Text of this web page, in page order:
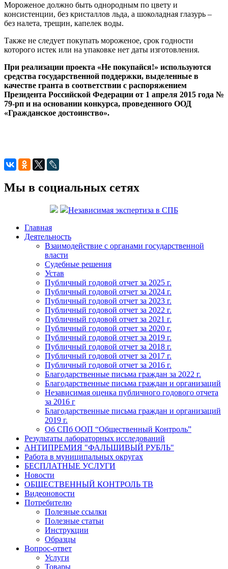
Мороженое должно быть однородным по цвету и
консистенции, без кристаллов льда, а шоколадная глазурь –
без налета, трещин, капелек воды.
Также не следует покупать мороженое, срок годности
которого истек или на упаковке нет даты изготовления.
При реализации проекта «Не покупайся!» используются
средства государственной поддержки, выделенные в
качестве гранта в соответствии с распоряжением
Президента Российской Федерации от 1 апреля 2015 года №
79-рп и на основании конкурса, проведенного ООД
«Гражданское достоинство».
Мы в социальных сетях
Независимая экспертиза в СПБ
Главная
Деятельность
Взаимодействие с органами государственной
власти
Судебные решения
Устав
Публичный годовой отчет за 2025 г.
Публичный годовой отчет за 2024 г.
Публичный годовой отчет за 2023 г.
Публичный годовой отчет за 2022 г.
Публичный годовой отчет за 2021 г.
Публичный годовой отчет за 2020 г.
Публичный годовой отчет за 2019 г.
Публичный годовой отчет за 2018 г.
Публичный годовой отчет за 2017 г.
Публичный годовой отчет за 2016 г.
Благодарственные письма граждан за 2022 г.
Благодарственные письма граждан и организаций
Независимая оценка публичного годового отчета
за 2016 г
Благодарственные письма граждан и организаций
2019 г.
Об СПб ООП “Общественный Контроль”
Результаты лабораторных исследований
АНТИПРЕМИЯ "ФАЛЬШИВЫЙ РУБЛЬ"
Работа в муниципальных округах
БЕСПЛАТНЫЕ УСЛУГИ
Новости
ОБЩЕСТВЕННЫЙ КОНТРОЛЬ ТВ
Видеоновости
Потребителю
Полезные ссылки
Полезные статьи
Инструкции
Образцы
Вопрос-ответ
Услуги
Товары